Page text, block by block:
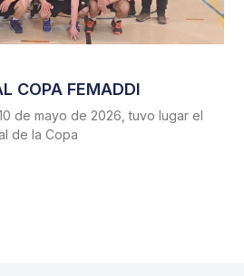
COPA FEMADDI
de mayo de 2026, tuvo lugar el
de la Copa